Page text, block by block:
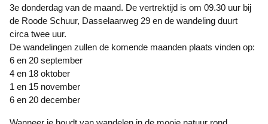
3e donderdag van de maand. De vertrektijd is om 09.30 uur bij
de Roode Schuur, Dasselaarweg 29 en de wandeling duurt
circa twee uur.
De wandelingen zullen de komende maanden plaats vinden op:
6 en 20 september
4 en 18 oktober
1 en 15 november
6 en 20 december